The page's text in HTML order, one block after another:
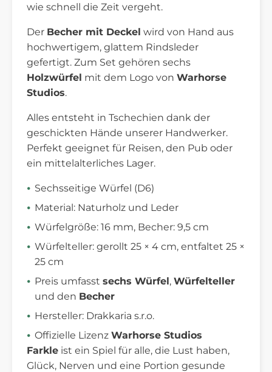
wie schnell die Zeit vergeht.
Der Becher mit Deckel wird von Hand aus
hochwertigem, glattem Rindsleder
gefertigt. Zum Set gehören sechs
Holzwürfel mit dem Logo von Warhorse
Studios.
Alles entsteht in Tschechien dank der
geschickten Hände unserer Handwerker.
Perfekt geeignet für Reisen, den Pub oder
ein mittelalterliches Lager.
Sechsseitige Würfel (D6)
Material: Naturholz und Leder
Würfelgröße: 16 mm, Becher: 9,5 cm
Würfelteller: gerollt 25 × 4 cm, entfaltet 25 ×
25 cm
Preis umfasst sechs Würfel, Würfelteller
und den Becher
Hersteller: Drakkaria s.r.o.
Offizielle Lizenz Warhorse Studios
Farkle ist ein Spiel für alle, die Lust haben,
Glück, Nerven und eine Portion gesunde